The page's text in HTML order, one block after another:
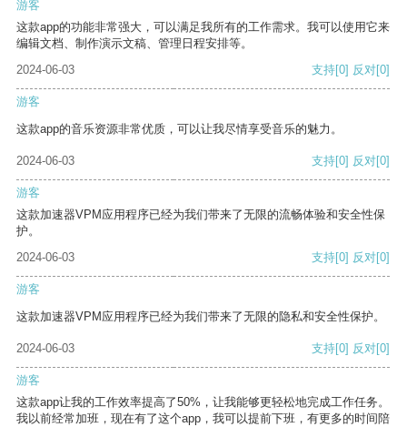
游客
这款app的功能非常强大，可以满足我所有的工作需求。我可以使用它来
编辑文档、制作演示文稿、管理日程安排等。
2024-06-03
支持[0] 反对[0]
游客
这款app的音乐资源非常优质，可以让我尽情享受音乐的魅力。
2024-06-03 支持[0] 反对[0]
游客
这款加速器VPM应用程序已经为我们带来了无限的流畅体验和安全性保
护。
2024-06-03
支持[0] 反对[0]
游客
这款加速器VPM应用程序已经为我们带来了无限的隐私和安全性保护。
2024-06-03 支持[0] 反对[0]
游客
这款app让我的工作效率提高了50%，让我能够更轻松地完成工作任务。
我以前经常加班，现在有了这个app，我可以提前下班，有更多的时间陪